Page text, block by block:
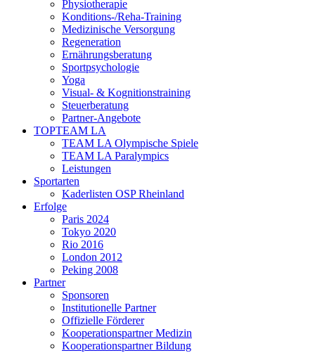
Physiotherapie
Konditions-/Reha-Training
Medizinische Versorgung
Regeneration
Ernährungsberatung
Sportpsychologie
Yoga
Visual- & Kognitionstraining
Steuerberatung
Partner-Angebote
TOPTEAM LA
TEAM LA Olympische Spiele
TEAM LA Paralympics
Leistungen
Sportarten
Kaderlisten OSP Rheinland
Erfolge
Paris 2024
Tokyo 2020
Rio 2016
London 2012
Peking 2008
Partner
Sponsoren
Institutionelle Partner
Offizielle Förderer
Kooperationspartner Medizin
Kooperationspartner Bildung